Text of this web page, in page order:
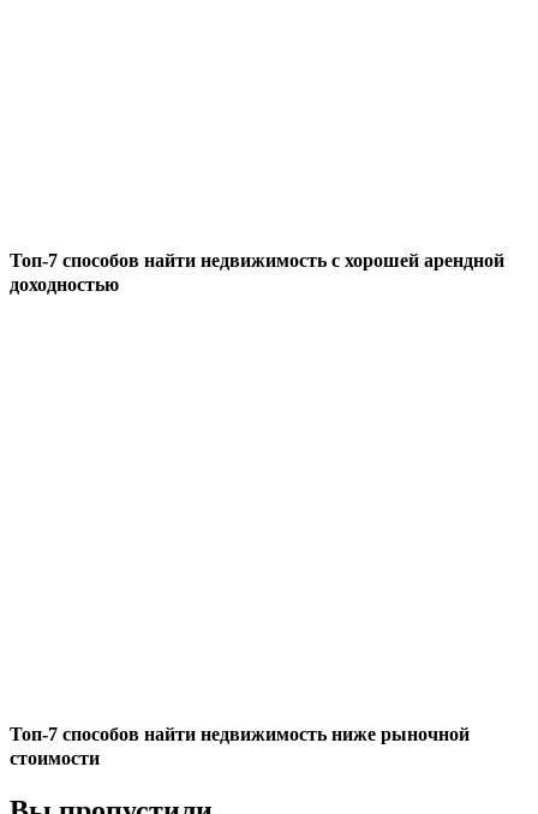
Топ-7 способов найти недвижимость с хорошей арендной
доходностью
Топ-7 способов найти недвижимость ниже рыночной
стоимости